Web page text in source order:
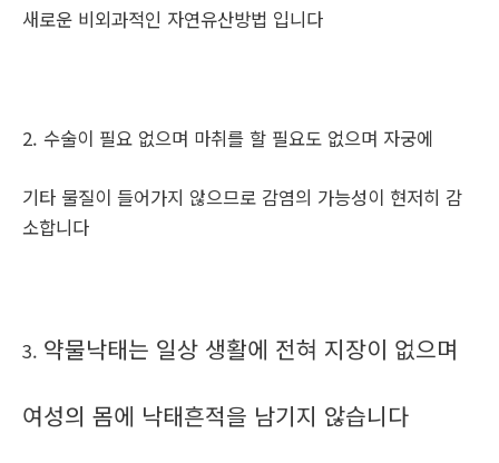
새로운 비외과적인 자연유산방법 입니다
2. 수술이 필요 없으며 마취를 할 필요도 없으며 자궁에
기타 물질이 들어가지 않으므로 감염의 가능성이 현저히 감
소합니다
3. 약물낙태는 일상 생활에 전혀 지장이 없으며
여성의 몸에 낙태흔적을 남기지 않습니다